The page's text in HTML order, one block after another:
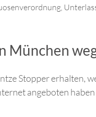
München
Stopper erhalten,
angeboten